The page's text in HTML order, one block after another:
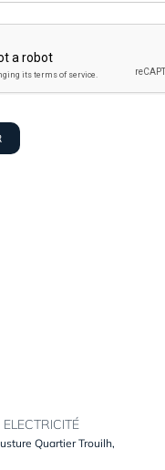
Quartier Trouilh,